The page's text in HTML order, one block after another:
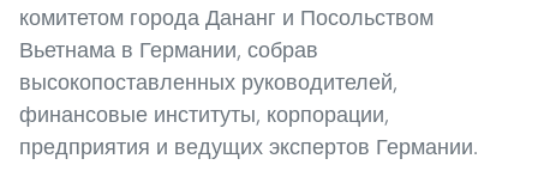
комитетом города Дананг и Посольством
Вьетнама в Германии, собрав
высокопоставленных руководителей,
финансовые институты, корпорации,
предприятия и ведущих экспертов Германии.